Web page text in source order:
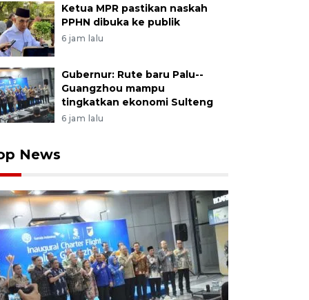
Ketua MPR pastikan naskah
PPHN dibuka ke publik
6 jam lalu
Gubernur: Rute baru Palu--
Guangzhou mampu
tingkatkan ekonomi Sulteng
6 jam lalu
News